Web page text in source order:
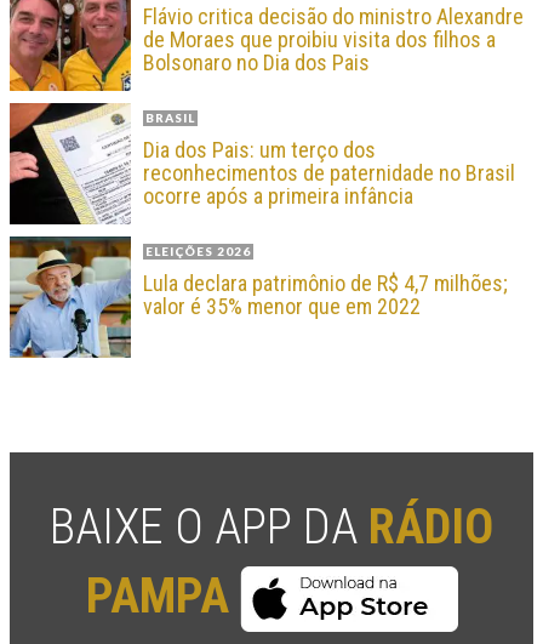
Flávio critica decisão do ministro Alexandre
de Moraes que proibiu visita dos filhos a
Bolsonaro no Dia dos Pais
BRASIL
Dia dos Pais: um terço dos
reconhecimentos de paternidade no Brasil
ocorre após a primeira infância
ELEIÇÕES 2026
Lula declara patrimônio de R$ 4,7 milhões;
valor é 35% menor que em 2022
BAIXE O APP DA RÁDIO
PAMPA